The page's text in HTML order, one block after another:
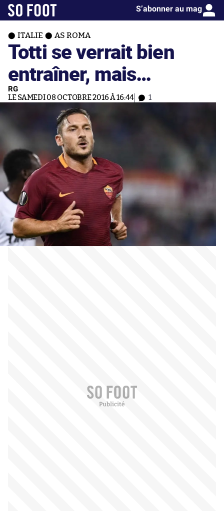
S’abonner au mag
ITALIE AS ROMA
Totti se verrait bien
entraîner, mais…
RG
LE SAMEDI 08 OCTOBRE 2016 À 16:44 1